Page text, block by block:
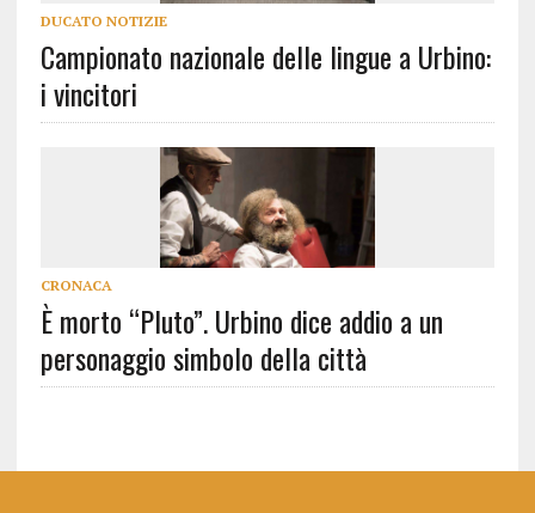
DUCATO NOTIZIE
Campionato nazionale delle lingue a Urbino:
i vincitori
CRONACA
È morto “Pluto”. Urbino dice addio a un
personaggio simbolo della città